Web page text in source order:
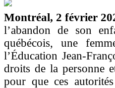
Montréal, 2 février
l’abandon de son
québécois, une
l’Éducation Jean-
droits de la personne
pour que ces